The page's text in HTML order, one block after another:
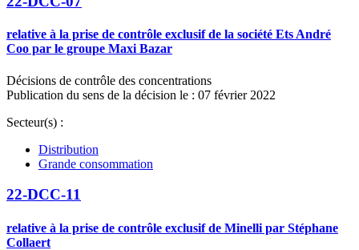
relative à la prise de contrôle exclusif de la société Ets André
Coo par le groupe Maxi Bazar
Décisions de contrôle des concentrations
Publication du sens de la décision le : 07 février 2022
Secteur(s) :
Distribution
Grande consommation
22-DCC-11
relative à la prise de contrôle exclusif de Minelli par Stéphane
Collaert